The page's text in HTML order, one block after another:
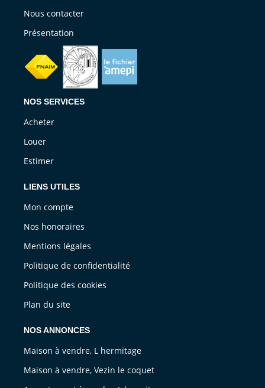
Nous contacter
Présentation
NOS SERVICES
Acheter
Louer
Estimer
LIENS UTILES
Mon compte
Nos honoraires
Mentions légales
Politique de confidentialité
Politique des cookies
Plan du site
NOS ANNONCES
Maison à vendre, L hermitage
Maison à vendre, Vezin le coquet